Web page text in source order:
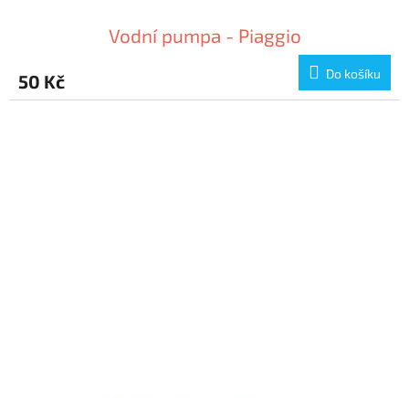
Vodní pumpa - Piaggio
50 Kč Do košíku